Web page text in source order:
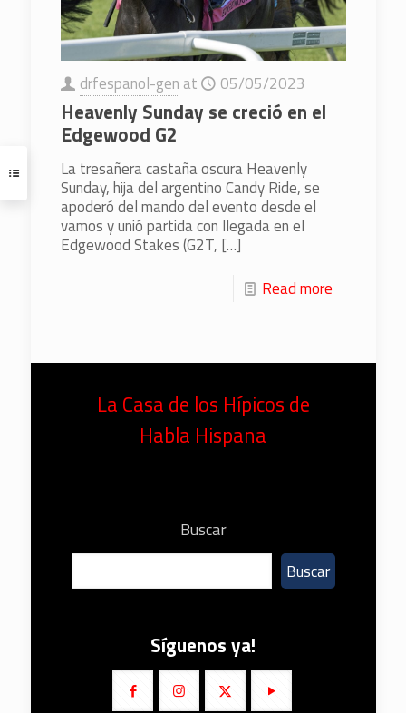
drfespanol-gen at 05/05/2023
Heavenly Sunday se creció en el
Edgewood G2
La tresañera castaña oscura Heavenly
Sunday, hija del argentino Candy Ride, se
apoderó del mando del evento desde el
vamos y unió partida con llegada en el
Edgewood Stakes (G2T, […]
Read more
La Casa de los Hípicos de
Habla Hispana
Buscar
Buscar
Síguenos ya!